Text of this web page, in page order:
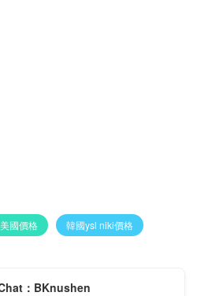
國價格 韓國ysl niki價格
：BKnushen